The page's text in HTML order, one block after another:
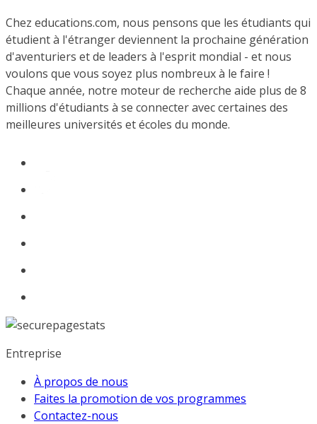
Chez educations.com, nous pensons que les étudiants qui
étudient à l'étranger deviennent la prochaine génération
d'aventuriers et de leaders à l'esprit mondial - et nous
voulons que vous soyez plus nombreux à le faire !
Chaque année, notre moteur de recherche aide plus de 8
millions d'étudiants à se connecter avec certaines des
meilleures universités et écoles du monde.
Entreprise
À propos de nous
Faites la promotion de vos programmes
Contactez-nous